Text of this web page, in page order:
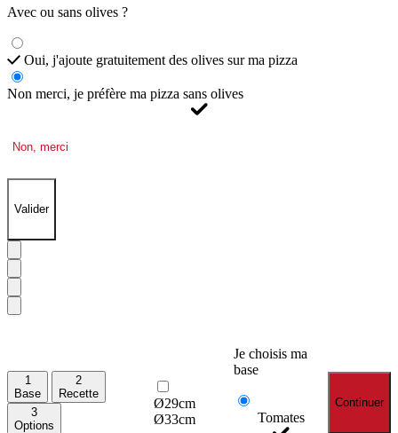
Avec ou sans olives ?
Oui, j'ajoute gratuitement des olives sur ma pizza
Non merci, je préfère ma pizza sans olives
Non, merci
Valider
1
Base
2
Recette
3
Options
Ø29cm
Ø33cm
Je choisis ma
base
Tomates
Continuer